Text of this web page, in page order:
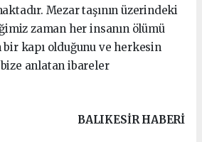
Mezar taşının üzerindeki
zaman her insanın ölümü
bir kapı olduğunu ve herkesin
anlatan ibareler
BALIKESIR HABERİ